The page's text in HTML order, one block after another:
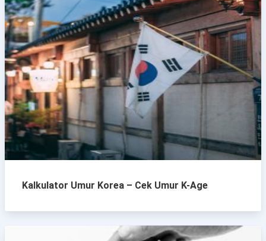
Kalkulator Umur Korea – Cek Umur K-Age